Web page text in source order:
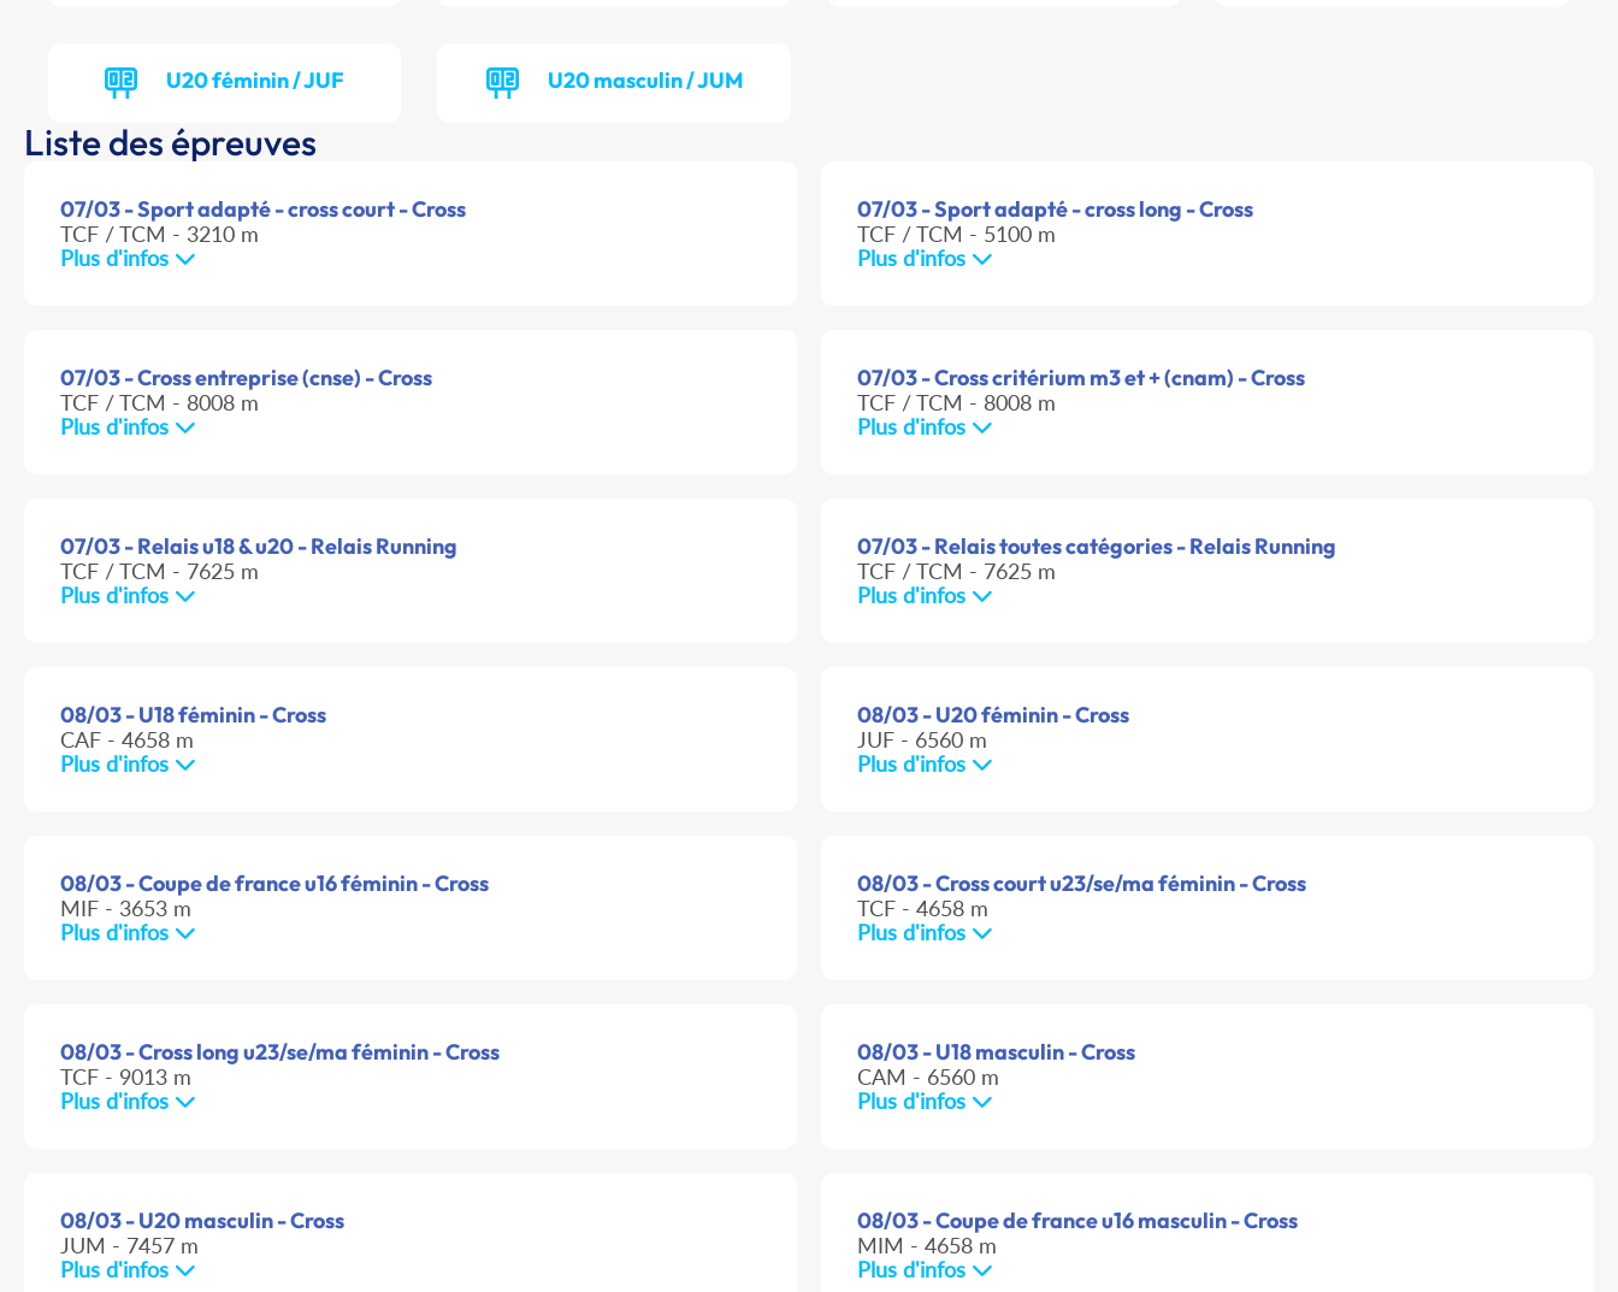
U20 féminin / JUF U20 masculin / JUM
Liste des épreuves
07/03 - Sport adapté - cross court - Cross
TCF / TCM - 3210 m
Plus d'infos
07/03 - Sport adapté - cross long - Cross
TCF / TCM - 5100 m
Plus d'infos
07/03 - Cross entreprise (cnse) - Cross
TCF / TCM - 8008 m
Plus d'infos
07/03 - Cross critérium m3 et + (cnam) - Cross
TCF / TCM - 8008 m
Plus d'infos
07/03 - Relais u18 & u20 - Relais Running
TCF / TCM - 7625 m
Plus d'infos
07/03 - Relais toutes catégories - Relais Running
TCF / TCM - 7625 m
Plus d'infos
08/03 - U18 féminin - Cross
CAF - 4658 m
Plus d'infos
08/03 - U20 féminin - Cross
JUF - 6560 m
Plus d'infos
08/03 - Coupe de france u16 féminin - Cross
MIF - 3653 m
Plus d'infos
08/03 - Cross court u23/se/ma féminin - Cross
TCF - 4658 m
Plus d'infos
08/03 - Cross long u23/se/ma féminin - Cross
TCF - 9013 m
Plus d'infos
08/03 - U18 masculin - Cross
CAM - 6560 m
Plus d'infos
08/03 - U20 masculin - Cross
JUM - 7457 m
Plus d'infos
08/03 - Coupe de france u16 masculin - Cross
MIM - 4658 m
Plus d'infos